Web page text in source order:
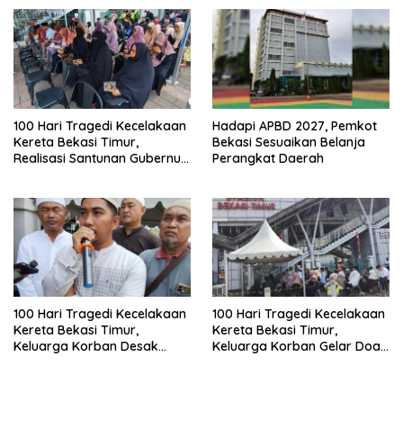
100 Hari Tragedi Kecelakaan
Kereta Bekasi Timur,
Realisasi Santunan Gubernur
Hadapi APBD 2027, Pemkot
Bekasi Sesuaikan Belanja
Perangkat Daerah
100 Hari Tragedi Kecelakaan
Kereta Bekasi Timur,
Keluarga Korban Desak
100 Hari Tragedi Kecelakaan
Kereta Bekasi Timur,
Keluarga Korban Gelar Doa